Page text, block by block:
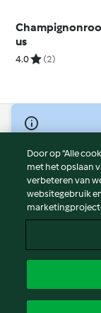
us
4.0 (2)
© Copyright 2026
Privacybeleid
Disclaimer
Colofon
Verslag Inhoud
Door op “Alle
met het opslaan
verbeteren van
websitegebruik